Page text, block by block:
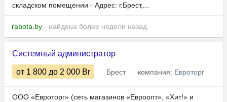
складском помещении - Адрес: г.Брест,...
rabota.by - найдена более недели назад
Системный администратор
от 1 800 до 2 000 Br Брест компания: Евроторг
ООО «Евроторг» (сеть магазинов «Евроопт», «Хит!» и